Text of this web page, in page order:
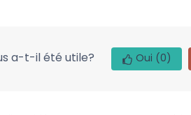
a-t-il été utile? Oui (0)